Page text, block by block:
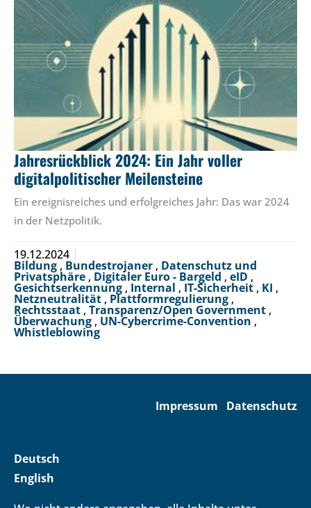
Jahresrückblick 2024: Ein Jahr voller
digitalpolitischer Meilensteine
Ein ereignisreiches und erfolgreiches Jahr: Das war 2024
in der Netzpolitik.
19.12.2024
Bildung , Bundestrojaner , Datenschutz und
Privatsphäre , Digitaler Euro - Bargeld , eID ,
Gesichtserkennung , Internal , IT-Sicherheit , KI ,
Netzneutralität , Plattformregulierung ,
Rechtsstaat , Transparenz/Open Government ,
Überwachung , UN-Cybercrime-Convention ,
Whistleblowing
Impressum Datenschutz
Deutsch
English